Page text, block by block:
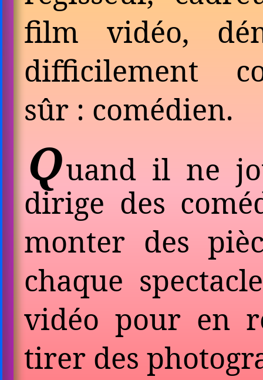
film vidéo,
diffi­ci­lement
sûr : comédien.
Quand il ne
dirige des
monter des
chaque
vidéo pour en
tirer des